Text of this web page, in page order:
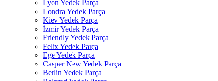
Lyon Yedek Parça
Londra Yedek Parça
Kiev Yedek Parça
İzmir Yedek Parça
Friendly Yedek Parça
Felix Yedek Parça
Ege Yedek Parça
Casper New Yedek Parça
Berlin Yedek Parça